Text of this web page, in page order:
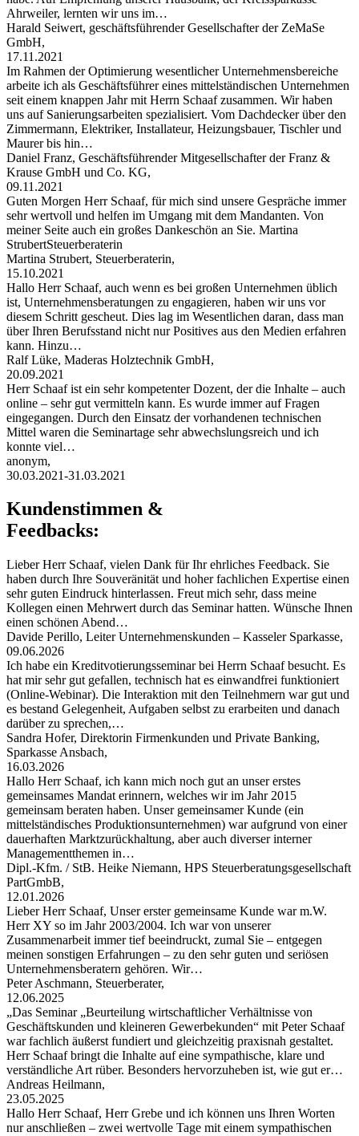
Ahrweiler, lernten wir uns im…
Harald Seiwert, geschäftsführender Gesellschafter der ZeMaSe
GmbH,
17.11.2021
Im Rahmen der Optimierung wesentlicher Unternehmensbereiche
arbeite ich als Geschäftsführer eines mittelständischen Unternehmen
seit einem knappen Jahr mit Herrn Schaaf zusammen. Wir haben
uns auf Sanierungsarbeiten spezialisiert. Vom Dachdecker über den
Zimmermann, Elektriker, Installateur, Heizungsbauer, Tischler und
Maurer bis hin…
Daniel Franz, Geschäftsführender Mitgesellschafter der Franz &
Krause GmbH und Co. KG,
09.11.2021
Guten Morgen Herr Schaaf, für mich sind unsere Gespräche immer
sehr wertvoll und helfen im Umgang mit dem Mandanten. Von
meiner Seite auch ein großes Dankeschön an Sie. Martina
StrubertSteuerberaterin
Martina Strubert, Steuerberaterin,
15.10.2021
Hallo Herr Schaaf, auch wenn es bei großen Unternehmen üblich
ist, Unternehmensberatungen zu engagieren, haben wir uns vor
diesem Schritt gescheut. Dies lag im Wesentlichen daran, dass man
über Ihren Berufsstand nicht nur Positives aus den Medien erfahren
kann. Hinzu…
Ralf Lüke, Maderas Holztechnik GmbH,
20.09.2021
Herr Schaaf ist ein sehr kompetenter Dozent, der die Inhalte – auch
online – sehr gut vermitteln kann. Es wurde immer auf Fragen
eingegangen. Durch den Einsatz der vorhandenen technischen
Mittel waren die Seminartage sehr abwechslungsreich und ich
konnte viel…
anonym,
30.03.2021-31.03.2021
Kundenstimmen &
Feedbacks:
Lieber Herr Schaaf, vielen Dank für Ihr ehrliches Feedback. Sie
haben durch Ihre Souveränität und hoher fachlichen Expertise einen
sehr guten Eindruck hinterlassen. Freut mich sehr, dass meine
Kollegen einen Mehrwert durch das Seminar hatten. Wünsche Ihnen
einen schönen Abend…
Davide Perillo, Leiter Unternehmenskunden – Kasseler Sparkasse,
09.06.2026
Ich habe ein Kreditvotierungsseminar bei Herrn Schaaf besucht. Es
hat mir sehr gut gefallen, technisch hat es einwandfrei funktioniert
(Online-Webinar). Die Interaktion mit den Teilnehmern war gut und
es bestand Gelegenheit, Aufgaben selbst zu erarbeiten und danach
darüber zu sprechen,…
Sandra Hofer, Direktorin Firmenkunden und Private Banking,
Sparkasse Ansbach,
16.03.2026
Hallo Herr Schaaf, ich kann mich noch gut an unser erstes
gemeinsames Mandat erinnern, welches wir im Jahr 2015
gemeinsam beraten haben. Unser gemeinsamer Kunde (ein
mittelständisches Produktionsunternehmen) war aufgrund von einer
dauerhaften Marktzurückhaltung, aber auch diverser interner
Managementthemen in…
Dipl.-Kfm. / StB. Heike Niemann, HPS Steuerberatungsgesellschaft
PartGmbB,
12.01.2026
Lieber Herr Schaaf, Unser erster gemeinsame Kunde war m.W.
Herr XY so im Jahr 2003/2004. Ich war von unserer
Zusammenarbeit immer tief beeindruckt, zumal Sie – entgegen
meinen sonstigen Erfahrungen – zu den sehr guten und seriösen
Unternehmensberatern gehören. Wir…
Peter Aschmann, Steuerberater,
12.06.2025
„Das Seminar „Beurteilung wirtschaftlicher Verhältnisse von
Geschäftskunden und kleineren Gewerbekunden“ mit Peter Schaaf
war fachlich äußerst fundiert und gleichzeitig praxisnah gestaltet.
Herr Schaaf bringt die Inhalte auf eine sympathische, klare und
verständliche Art rüber. Besonders hervorzuheben ist, wie gut er…
Andreas Heilmann,
23.05.2025
Hallo Herr Schaaf, Herr Grebe und ich können uns Ihren Worten
nur anschließen – zwei wertvolle Tage mit einem sympathischen